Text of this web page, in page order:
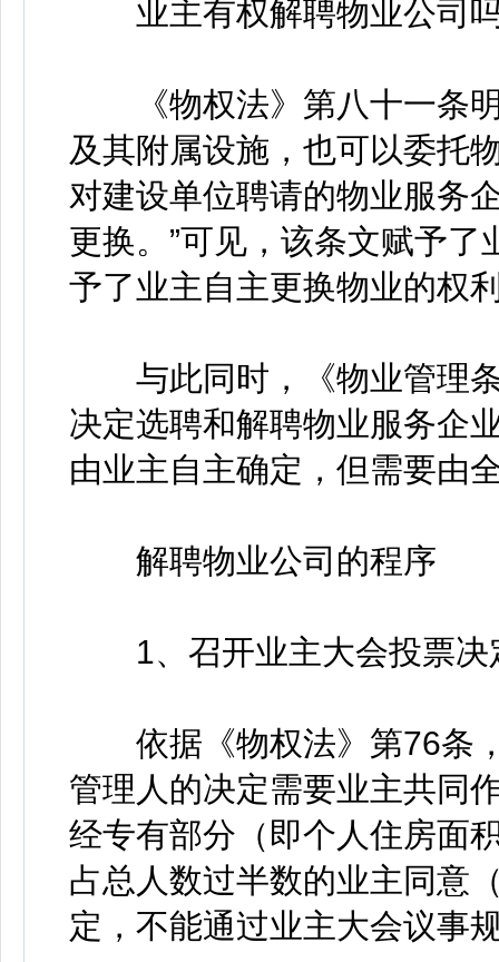
业主有权解聘物业公司
《物权法》第八十一条明
及其附属设施，也可以委托
对建设单位聘请的物业服务
更换。”可见，该条文赋予
予了业主自主更换物业的权
与此同时，《物业管理条
决定选聘和解聘物业服务企
由业主自主确定，但需要由
解聘物业公司的程序
1、召开业主大会投票决
依据《物权法》第76条，
管理人的决定需要业主共同
经专有部分（即个人住房面
占总人数过半数的业主同意
定，不能通过业主大会议事